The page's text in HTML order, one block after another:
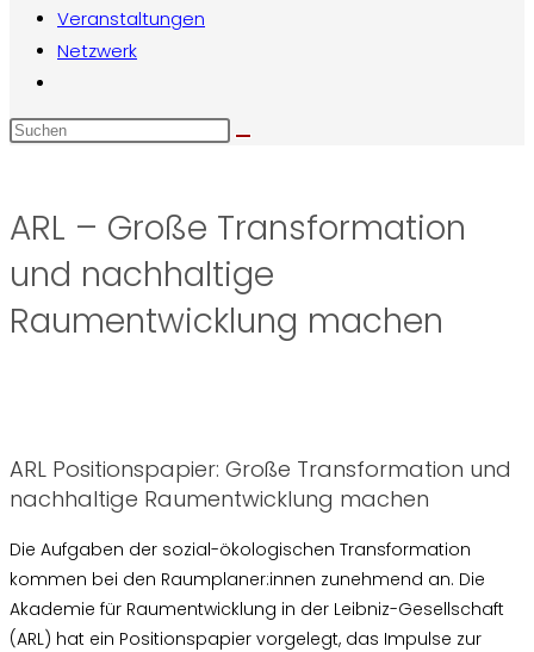
Veranstaltungen
Netzwerk
Suche
umschalten
Diese
ARL – Große Transformation
und nachhaltige
Raumentwicklung machen
ARL Positionspapier: Große Transformation und
nachhaltige Raumentwicklung machen
Die Aufgaben der sozial-ökologischen Transformation
kommen bei den Raumplaner:innen zunehmend an. Die
Akademie für Raumentwicklung in der Leibniz-Gesellschaft
(ARL) hat ein Positionspapier vorgelegt, das Impulse zur